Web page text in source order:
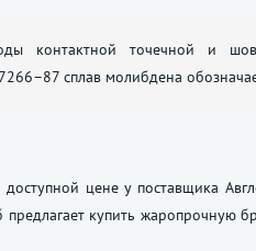
контактной точечной и
сплав молибдена
цене у поставщика
предлагает купить